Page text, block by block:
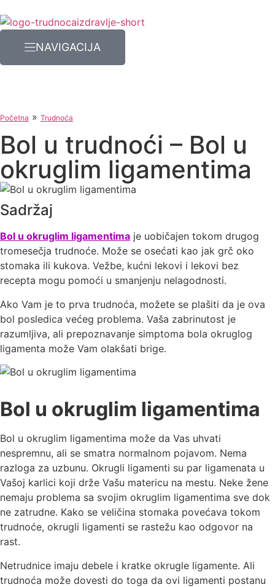
NAVIGACIJA
Početna » Trudnoća
Bol u trudnoći – Bol u
okruglim ligamentima
Sadržaj
Bol u okruglim ligamentima je uobičajen tokom drugog
tromesečja trudnoće. Može se osećati kao jak grč oko
stomaka ili kukova. Vežbe, kućni lekovi i lekovi bez
recepta mogu pomoći u smanjenju nelagodnosti.
Ako Vam je to prva trudnoća, možete se plašiti da je ova
bol posledica većeg problema. Vaša zabrinutost je
razumlјiva, ali prepoznavanje simptoma bola okruglog
ligamenta može Vam olakšati brige.
Bol u okruglim ligamentima
Bol u okruglim ligamentima može da Vas uhvati
nespremnu, ali se smatra normalnom pojavom. Nema
razloga za uzbunu. Okrugli ligamenti su par ligamenata u
Vašoj karlici koji drže Vašu matericu na mestu. Neke žene
nemaju problema sa svojim okruglim ligamentima sve dok
ne zatrudne. Kako se veličina stomaka povećava tokom
trudnoće, okrugli ligamenti se rastežu kao odgovor na
rast.
Netrudnice imaju debele i kratke okrugle ligamente. Ali
trudnoća može dovesti do toga da ovi ligamenti postanu